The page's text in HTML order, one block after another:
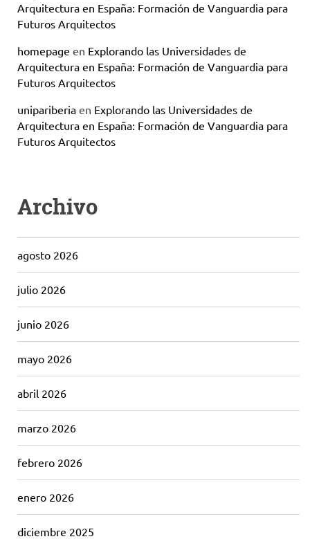
Arquitectura en España: Formación de Vanguardia para
Futuros Arquitectos
homepage en Explorando las Universidades de
Arquitectura en España: Formación de Vanguardia para
Futuros Arquitectos
unipariberia en Explorando las Universidades de
Arquitectura en España: Formación de Vanguardia para
Futuros Arquitectos
Archivo
agosto 2026
julio 2026
junio 2026
mayo 2026
abril 2026
marzo 2026
febrero 2026
enero 2026
diciembre 2025